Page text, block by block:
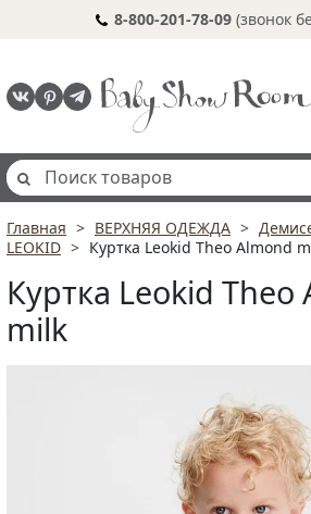
8-800-201-78-09 (звонок
Главная ВЕРХНЯЯ ОДЕЖДА
LEOKID
Куртка Leokid Theo Almond
Куртка Leokid Theo
milk